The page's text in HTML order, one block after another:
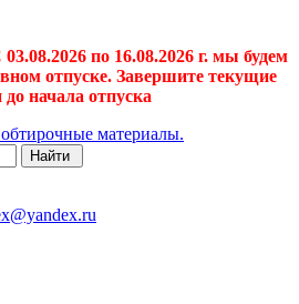
по 16.08.2026 г. мы будем
отпуске. Завершите текущие
до начала отпуска
Найти